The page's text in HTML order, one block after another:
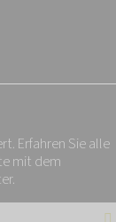
Erfahren Sie alle
mit dem